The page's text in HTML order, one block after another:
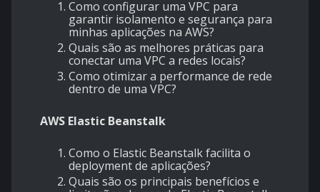
Como configurar uma VPC para
garantir isolamento e segurança para
minhas aplicações na AWS?
Quais são as melhores práticas para
conectar uma VPC a redes locais?
Como otimizar a performance de rede
dentro de uma VPC?
AWS Elastic Beanstalk
Como o Elastic Beanstalk facilita o
deployment de aplicações?
Quais são os principais benefícios e